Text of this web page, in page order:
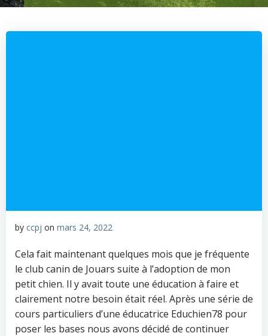
by ccpj on mars 24, 2022
Cela fait maintenant quelques mois que je fréquente
le club canin de Jouars suite à l’adoption de mon
petit chien. Il y avait toute une éducation à faire et
clairement notre besoin était réel. Après une série de
cours particuliers d’une éducatrice Educhien78 pour
poser les bases nous avons décidé de continuer